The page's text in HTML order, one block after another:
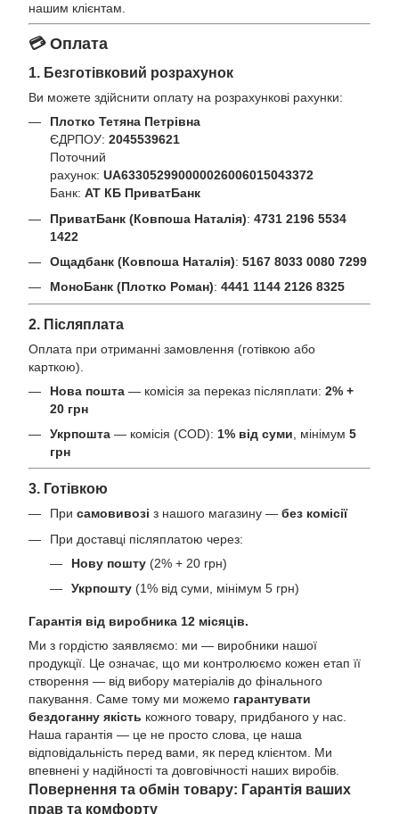
нашим клієнтам.
💳 Оплата
1. Безготівковий розрахунок
Ви можете здійснити оплату на розрахункові рахунки:
Плотко Тетяна Петрівна
ЄДРПОУ: 2045539621
Поточний
рахунок: UA633052990000026006015043372
Банк: АТ КБ ПриватБанк
ПриватБанк (Ковпоша Наталія): 4731 2196 5534
1422
Ощадбанк (Ковпоша Наталія): 5167 8033 0080 7299
МоноБанк (Плотко Роман): 4441 1144 2126 8325
2. Післяплата
Оплата при отриманні замовлення (готівкою або
карткою).
Нова пошта — комісія за переказ післяплати: 2% +
20 грн
Укрпошта — комісія (COD): 1% від суми , мінімум 5
грн
3. Готівкою
При самовивозі з нашого магазину — без комісії
При доставці післяплатою через:
Нову пошту (2% + 20 грн)
Укрпошту (1% від суми, мінімум 5 грн)
Гарантія від виробника 12 місяців.
Ми з гордістю заявляємо: ми — виробники нашої
продукції. Це означає, що ми контролюємо кожен етап її
створення — від вибору матеріалів до фінального
пакування. Саме тому ми можемо гарантувати
бездоганну якість кожного товару, придбаного у нас.
Наша гарантія — це не просто слова, це наша
відповідальність перед вами, як перед клієнтом. Ми
впевнені у надійності та довговічності наших виробів.
Повернення та обмін товару: Гарантія ваших
прав та комфорту